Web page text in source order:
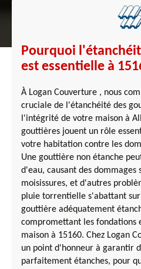
Pourquoi
est essentielle à
À Logan Couverture , nous
cruciale de l'étanchéité des
l'intégrité de votre maison à
gouttières jouent un rôle
votre habitation contre les
Une gouttière non étanche
d'eau, causant des dommages
moisissures, et d'autres
pluie torrentielle s'abattant
gouttière adéquatement
compromettant les fondations
maison à 15160. Chez Logan
un point d'honneur à garantir
parfaitement étanches, pour